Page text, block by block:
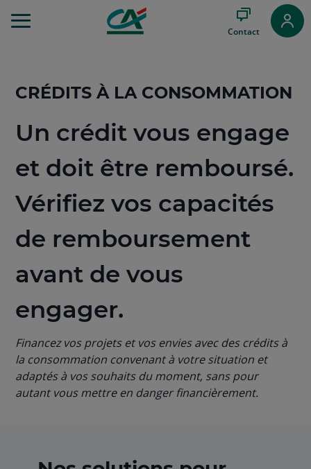
au
au
de
page
Contact
CRÉDITS À LA CONSOMMATION
Un crédit vous engage
et doit être remboursé.
Vérifiez vos capacités
de remboursement
avant de vous
engager.
Financez vos projets et vos envies avec des crédits à
la consommation convenant à votre situation et
adaptés à vos souhaits du moment, sans pour
autant vous mettre en danger financièrement.